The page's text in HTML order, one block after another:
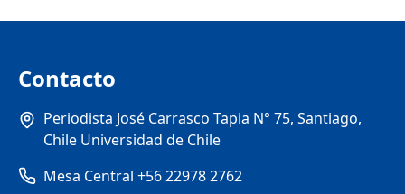
Contacto
Periodista José Carrasco Tapia N° 75, Santiago,
Chile Universidad de Chile
Mesa Central +56 22978 2762